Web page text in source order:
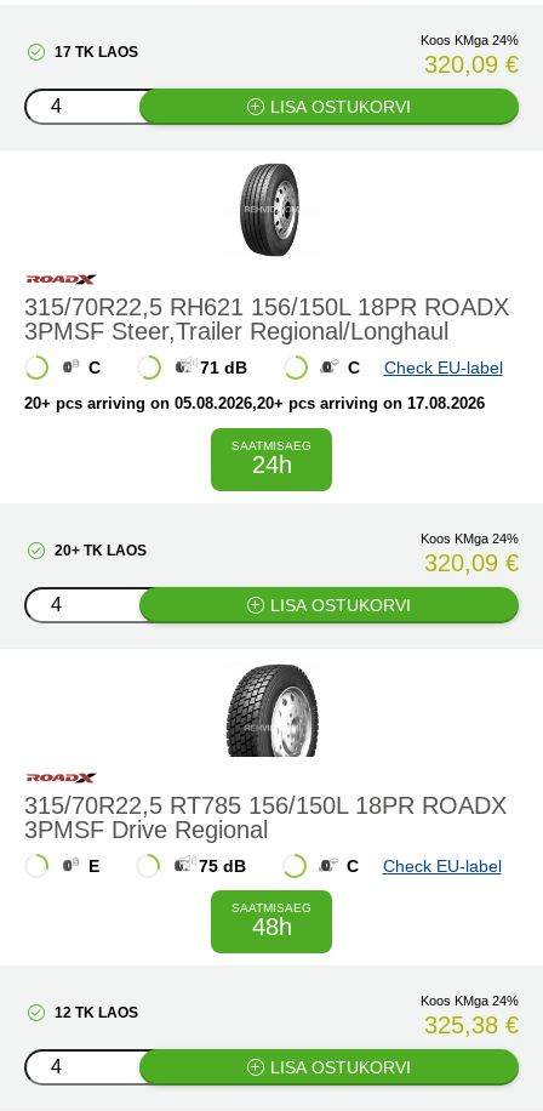
17 TK LAOS
Koos KMga 24%
320,09 €
LISA OSTUKORVI
315/70R22,5 RH621 156/150L 18PR ROADX
3PMSF Steer,Trailer Regional/Longhaul
C 71 dB C Check EU-label
20+ pcs arriving on 05.08.2026,20+ pcs arriving on 17.08.2026
SAATMISAEG
24h
20+ TK LAOS
Koos KMga 24%
320,09 €
LISA OSTUKORVI
315/70R22,5 RT785 156/150L 18PR ROADX
3PMSF Drive Regional
E 75 dB C Check EU-label
SAATMISAEG
48h
12 TK LAOS
Koos KMga 24%
325,38 €
LISA OSTUKORVI